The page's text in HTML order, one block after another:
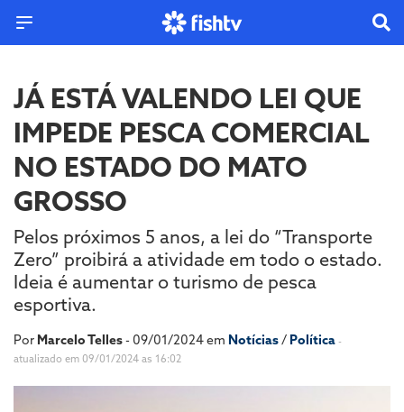
JÁ ESTÁ VALENDO LEI QUE
IMPEDE PESCA COMERCIAL
NO ESTADO DO MATO
GROSSO
Pelos próximos 5 anos, a lei do “Transporte
Zero” proibirá a atividade em todo o estado.
Ideia é aumentar o turismo de pesca
esportiva.
Por Marcelo Telles- 09/01/2024 em Notícias/ Política -
atualizado em 09/01/2024 as 16:02